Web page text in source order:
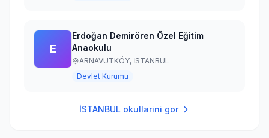
E
Erdoğan Demirören Özel Eğitim
Anaokulu
ARNAVUTKÖY, İSTANBUL
Devlet Kurumu
İSTANBUL okullarini gor